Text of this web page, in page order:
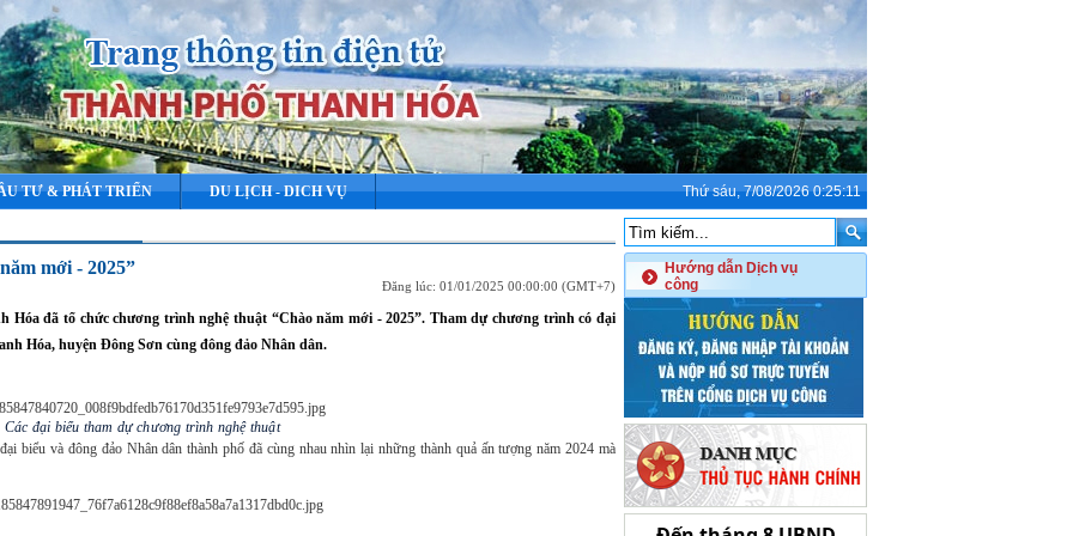
TƯ & PHÁT TRIỂN DU LỊCH - DICH VỤ Thứ sáu, 7/08/2026 0:25:11
mới - 2025”
Đăng lúc: 01/01/2025 00:00:00 (GMT+7)
Hóa đã tổ chức chương trình nghệ thuật “Chào năm mới - 2025”. Tham dự chương trình có đại
Hóa, huyện Đông Sơn cùng đông đảo Nhân dân.
Các đại biểu tham dự chương trình nghệ thuật
biểu và đông đảo Nhân dân thành phố đã cùng nhau nhìn lại những thành quả ấn tượng năm 2024 mà
Hướng dẫn Dịch vụ
công